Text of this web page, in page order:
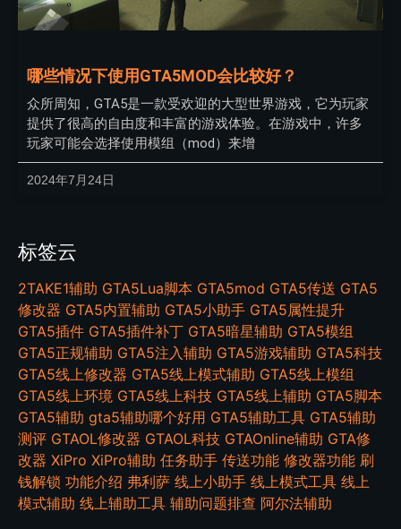
哪些情况下使用GTA5MOD会比较好？
众所周知，GTA5是一款受欢迎的大型世界游戏，它为玩家
提供了很高的自由度和丰富的游戏体验。在游戏中，许多
玩家可能会选择使用模组（mod）来增
2024年7月24日
标签云
2TAKE1辅助 GTA5Lua脚本 GTA5mod GTA5传送 GTA5
修改器 GTA5内置辅助 GTA5小助手 GTA5属性提升
GTA5插件 GTA5插件补丁 GTA5暗星辅助 GTA5模组
GTA5正规辅助 GTA5注入辅助 GTA5游戏辅助 GTA5科技
GTA5线上修改器 GTA5线上模式辅助 GTA5线上模组
GTA5线上环境 GTA5线上科技 GTA5线上辅助 GTA5脚本
GTA5辅助 gta5辅助哪个好用 GTA5辅助工具 GTA5辅助
测评 GTAOL修改器 GTAOL科技 GTAOnline辅助 GTA修
改器 XiPro XiPro辅助 任务助手 传送功能 修改器功能 刷
钱解锁 功能介绍 弗利萨 线上小助手 线上模式工具 线上
模式辅助 线上辅助工具 辅助问题排查 阿尔法辅助